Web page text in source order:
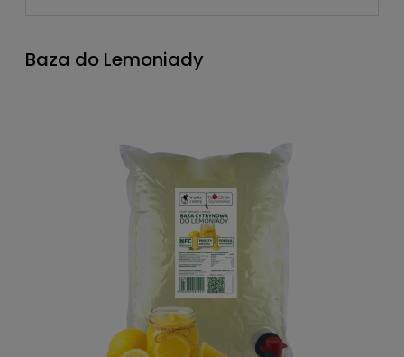
Baza do Lemoniady